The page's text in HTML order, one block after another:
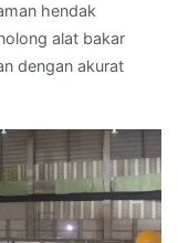
hendak
alat bakar
dengan akurat